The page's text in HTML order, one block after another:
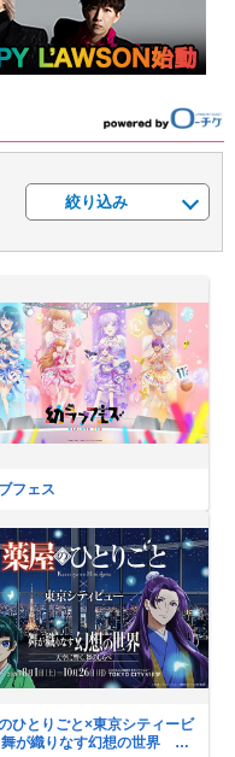
絞り込み
フェス
ひとりごと×東京シティービ
舞が織りなす幻想の世界 ―